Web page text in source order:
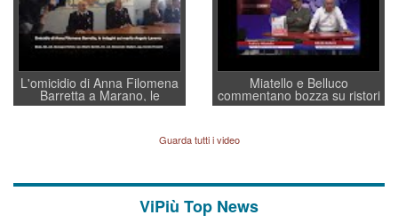
L'omicidio di Anna Filomena
Barretta a Marano, le
indagini dei carabinieri di
Lavarra: più avvincenti di
quelle di... Barbara D'Urso
Miatello e Belluco
commentano bozza su ristori
BPVi e Veneto Banca
Guarda tutti i video
ViPiù Top News